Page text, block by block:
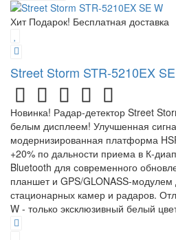
Хит Подарок! Бесплатная доставка
Street Storm STR-5210EX
Новинка! Радар-детектор Street
белым дисплеем! Улучшенная
модернизированная платформа
+20% по дальности приема в К-
Bluetooth для современного
планшет и GPS/GLONASS-
стационарных камер и радаров.
W - только эксклюзивный белый